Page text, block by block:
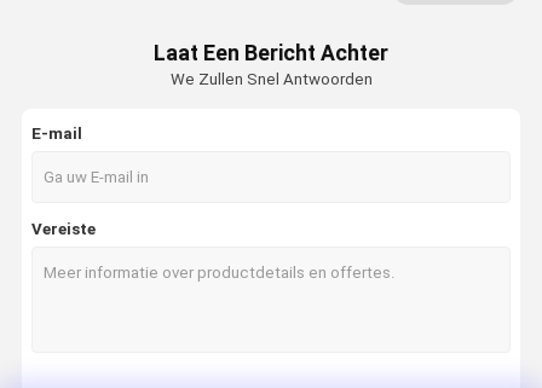
Staalconstructie van de ketel
Laat Een Bericht Achter
We Zullen Snel Antwoorden
E-mail
Vereiste